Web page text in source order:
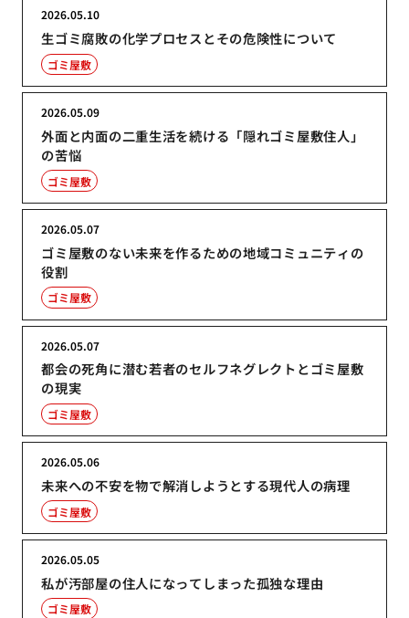
生ゴミ腐敗の化学プロセスとその危険性について
2026.05.10
ゴミ屋敷
外面と内面の二重生活を続ける「隠れゴミ屋敷住人」
の苦悩
2026.05.09
ゴミ屋敷
ゴミ屋敷のない未来を作るための地域コミュニティの
役割
2026.05.07
ゴミ屋敷
都会の死角に潜む若者のセルフネグレクトとゴミ屋敷
の現実
2026.05.07
ゴミ屋敷
未来への不安を物で解消しようとする現代人の病理
2026.05.06
ゴミ屋敷
私が汚部屋の住人になってしまった孤独な理由
2026.05.05
ゴミ屋敷